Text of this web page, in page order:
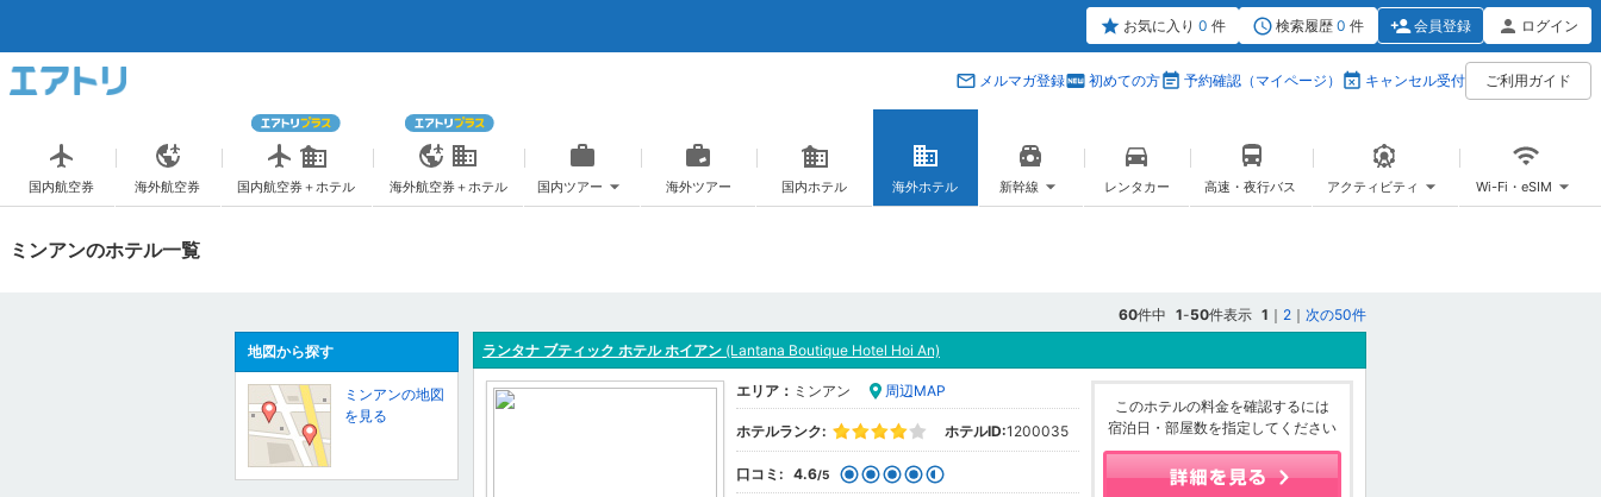
メルマガ登録 初めての方 予約確認（マイページ） キャンセル受付 ご利用ガイド
国内航空券 海外航空券 国内航空券＋ホテル 海外航空券＋ホテル 国内ツアー 海外ツアー 国内ホテル 海外ホテル 新幹線 レンタカー 高速・夜行バス アクティビティ Wi-Fi・eSIM
お気に入り 0 件 検索履歴 0 件 会員登録 ログイン
ミンアンのホテル一覧
60件中 1-50件表示 1 ｜ 2 ｜ 次の50件
ランタナ ブティック ホテル ホイアン (Lantana Boutique Hotel Hoi An)
エリア： ミンアン 周辺MAP
ホテルランク: ホテルID:1200035
口コミ: 4.6/5
このホテルの料金を確認するには
宿泊日・部屋数を指定してください
地図から探す
ミンアンの地図
を見る